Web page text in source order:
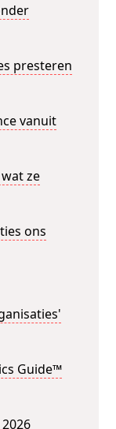
presteren
vanuit
ze
ons
Guide™